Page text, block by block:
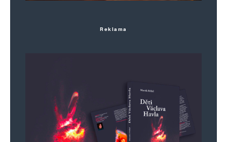
Reklama